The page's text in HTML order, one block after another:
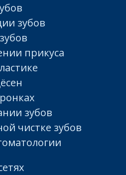
зубов
прикуса
зубов
чистке зубов